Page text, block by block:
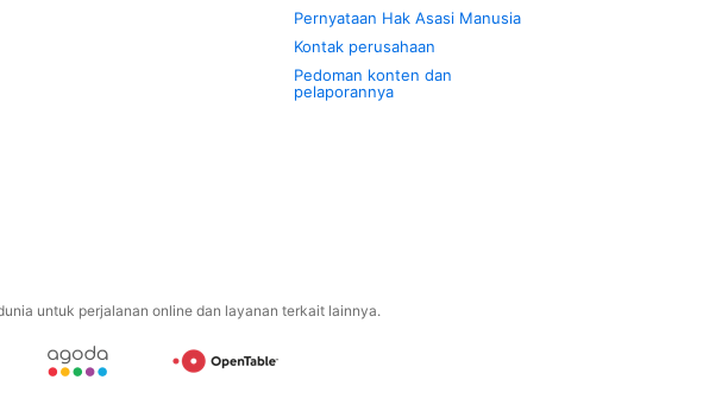
Pernyataan Hak Asasi Manusia
Kontak perusahaan
Pedoman konten dan
pelaporannya
untuk perjalanan online dan layanan terkait lainnya.